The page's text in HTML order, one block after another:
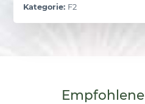
Kategorie: F2
Empfohlene